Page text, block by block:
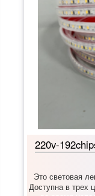
220v-
Это световая
Доступна в трех